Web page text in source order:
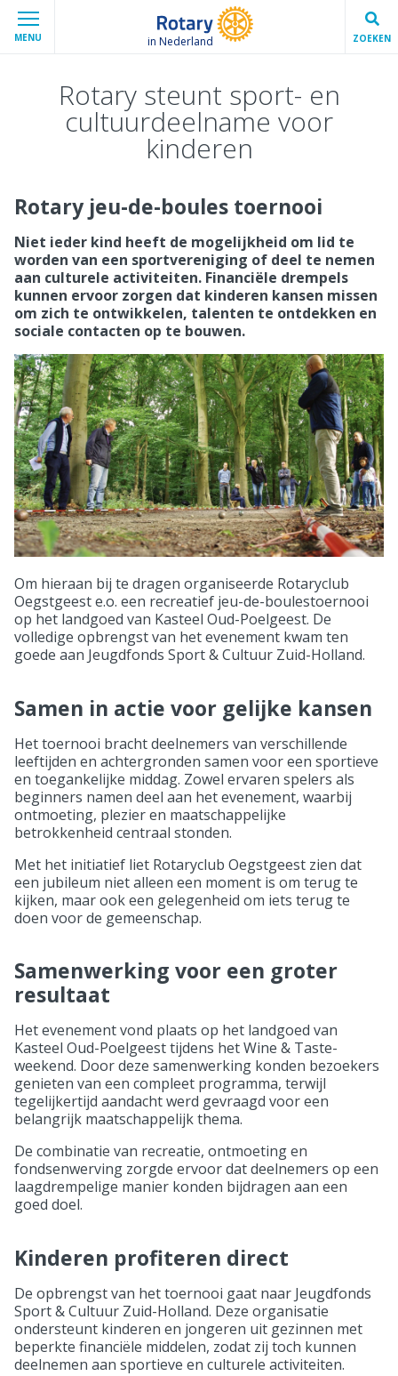
MENU in Nederland ZOEKEN
Rotary steunt sport- en
cultuurdeelname voor
kinderen
Rotary jeu-de-boules toernooi
Niet ieder kind heeft de mogelijkheid om lid te
worden van een sportvereniging of deel te nemen
aan culturele activiteiten. Financiële drempels
kunnen ervoor zorgen dat kinderen kansen missen
om zich te ontwikkelen, talenten te ontdekken en
sociale contacten op te bouwen.
Om hieraan bij te dragen organiseerde Rotaryclub
Oegstgeest e.o. een recreatief jeu-de-boulestoernooi
op het landgoed van Kasteel Oud-Poelgeest. De
volledige opbrengst van het evenement kwam ten
goede aan Jeugdfonds Sport & Cultuur Zuid-Holland.
Samen in actie voor gelijke kansen
Het toernooi bracht deelnemers van verschillende
leeftijden en achtergronden samen voor een sportieve
en toegankelijke middag. Zowel ervaren spelers als
beginners namen deel aan het evenement, waarbij
ontmoeting, plezier en maatschappelijke
betrokkenheid centraal stonden.
Met het initiatief liet Rotaryclub Oegstgeest zien dat
een jubileum niet alleen een moment is om terug te
kijken, maar ook een gelegenheid om iets terug te
doen voor de gemeenschap.
Samenwerking voor een groter
resultaat
Het evenement vond plaats op het landgoed van
Kasteel Oud-Poelgeest tijdens het Wine & Taste-
weekend. Door deze samenwerking konden bezoekers
genieten van een compleet programma, terwijl
tegelijkertijd aandacht werd gevraagd voor een
belangrijk maatschappelijk thema.
De combinatie van recreatie, ontmoeting en
fondsenwerving zorgde ervoor dat deelnemers op een
laagdrempelige manier konden bijdragen aan een
goed doel.
Kinderen profiteren direct
De opbrengst van het toernooi gaat naar Jeugdfonds
Sport & Cultuur Zuid-Holland. Deze organisatie
ondersteunt kinderen en jongeren uit gezinnen met
beperkte financiële middelen, zodat zij toch kunnen
deelnemen aan sportieve en culturele activiteiten.